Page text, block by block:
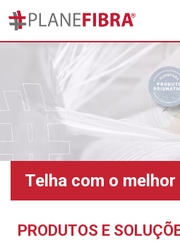
Telha com o melhor
PRODUTOS E